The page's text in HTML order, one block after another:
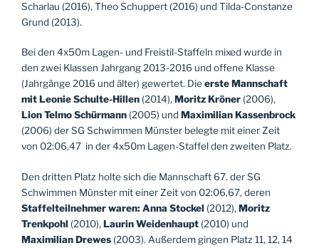
Scharlau (2016), Theo Schuppert (2016) und Tilda-Constanze
Grund (2013).
Bei den 4x50m Lagen- und Freistil-Staffeln mixed wurde in
den zwei Klassen Jahrgang 2013-2016 und offene Klasse
(Jahrgänge 2016 und älter) gewertet. Dieerste Mannschaft
mit Leonie Schulte-Hillen (2014),Moritz Kröner (2006),
Lion Telmo Schürmann (2005) und Maximilian Kassenbrock
(2006) der SG Schwimmen Münster belegte mit einer Zeit
von 02:06,47 in der 4x50m Lagen-Staffel den zweiten Platz.
Den dritten Platz holte sich die Mannschaft 67. der SG
Schwimmen Münster mit einer Zeit von 02:06,67, deren
Staffelteilnehmer waren: Anna Stockel (2012), Moritz
Trenkpohl (2010), Laurin Weidenhaupt (2010) und
MaximilianDrewes (2003). Außerdem gingen Platz 11, 12, 14